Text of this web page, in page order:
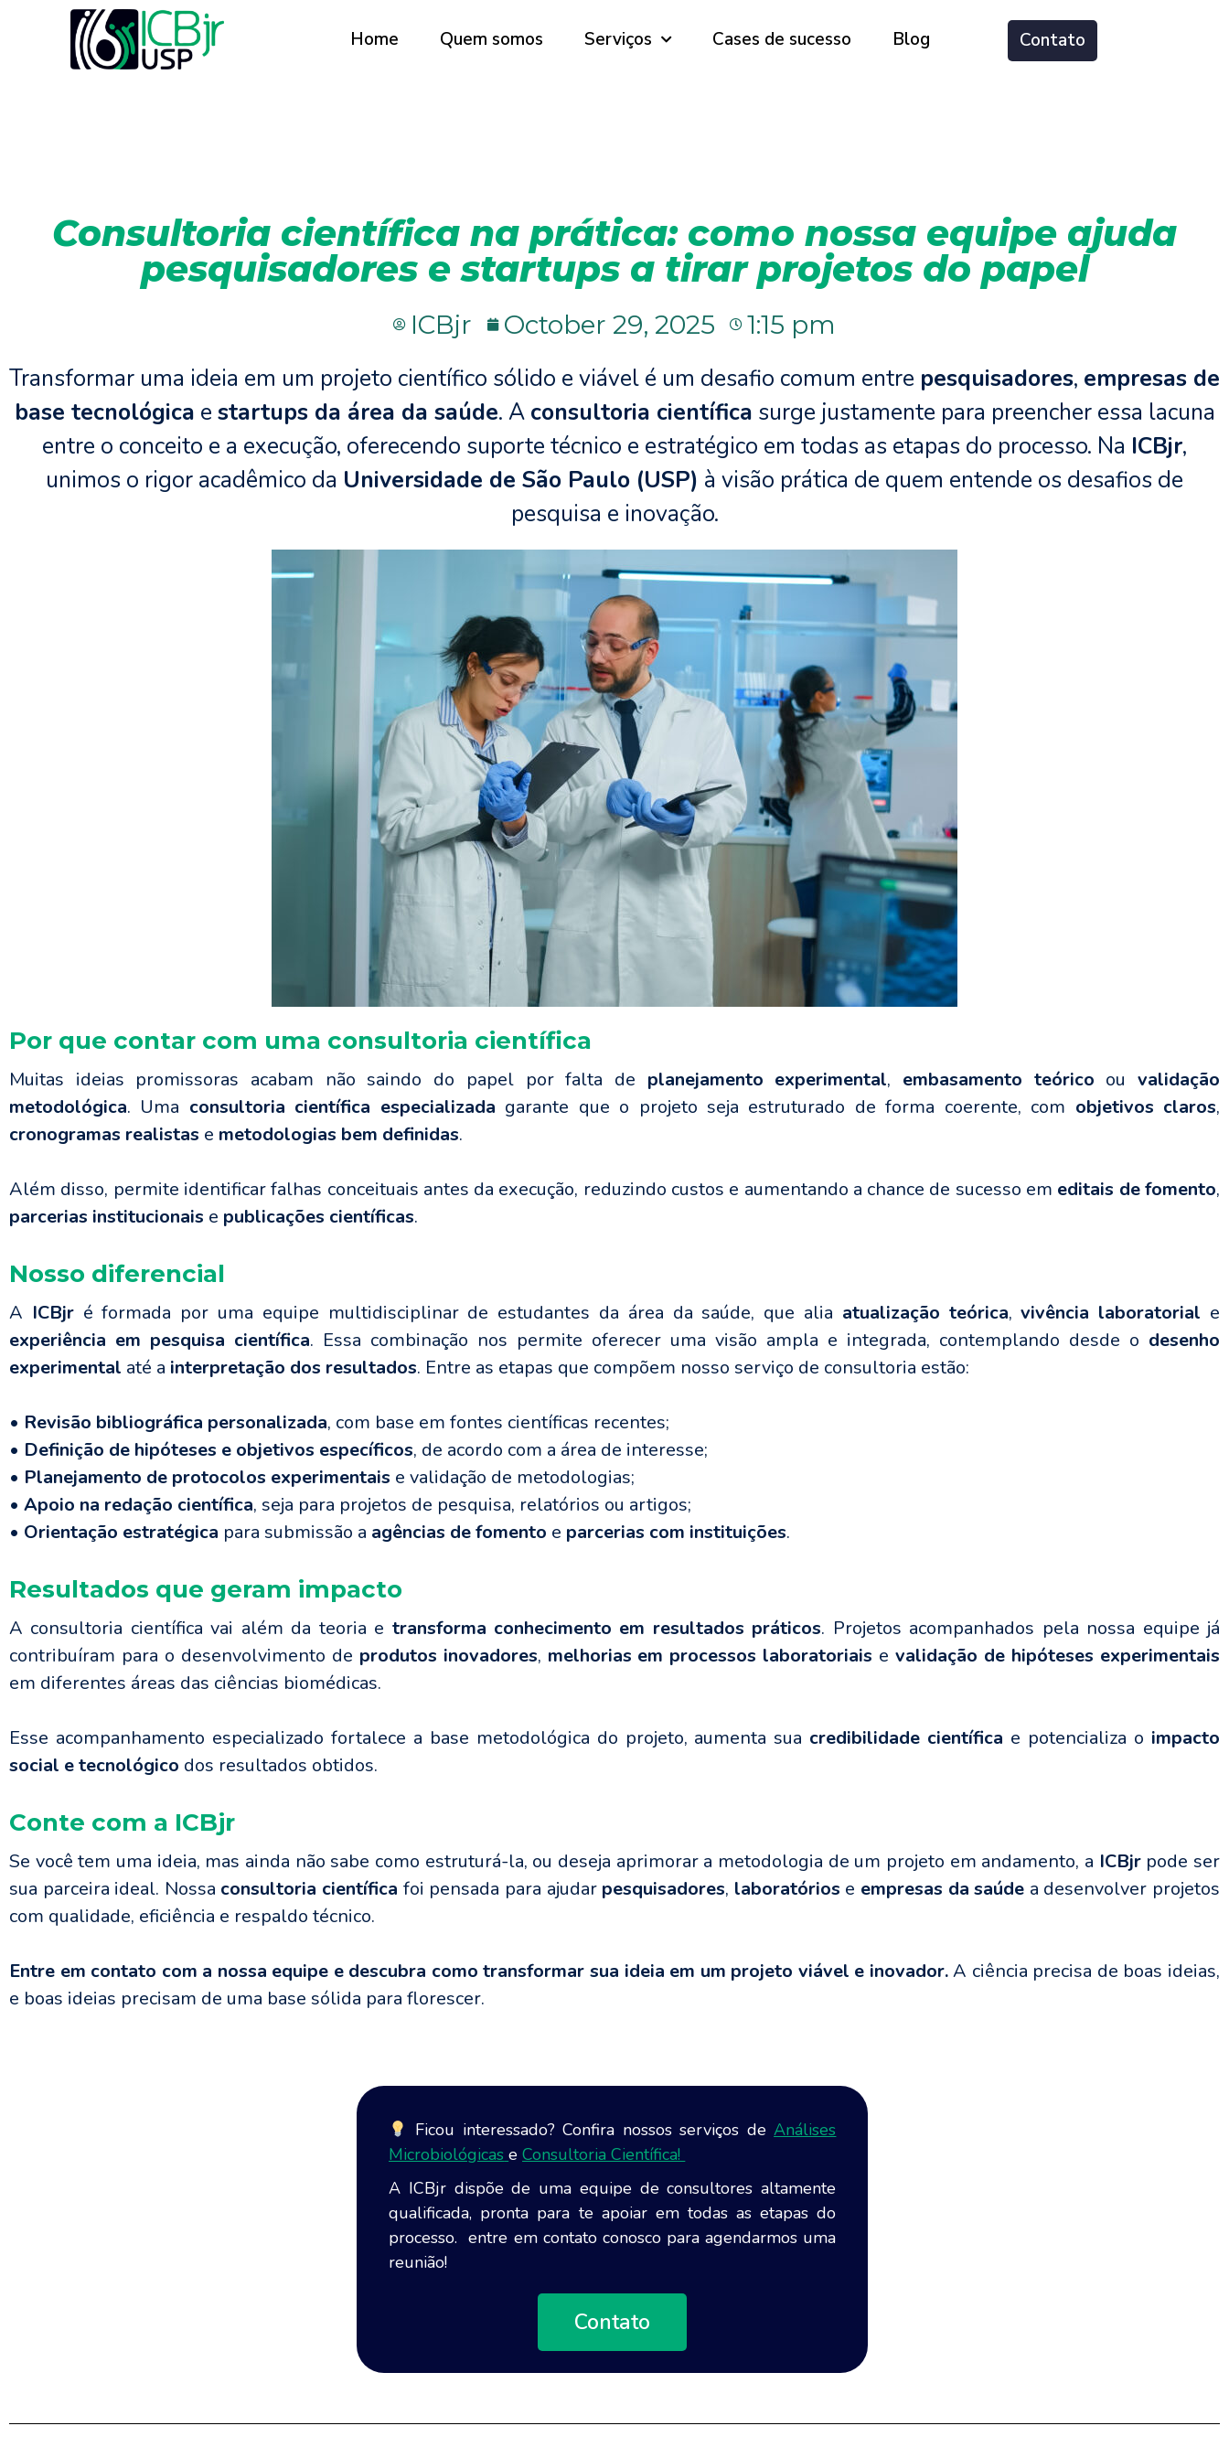
Home Quem somos Serviços Cases de sucesso Blog Contato
Consultoria científica na prática: como nossa equipe ajuda
pesquisadores e startups a tirar projetos do papel
ICBjr October 29, 2025
1:15 pm
Transformar uma ideia em um projeto científico sólido e viável é um desafio comum entre pesquisadores, empresas de
base tecnológica e startups da área da saúde. A consultoria científica surge justamente para preencher essa lacuna
entre o conceito e a execução, oferecendo suporte técnico e estratégico em todas as etapas do processo. Na ICBjr,
unimos o rigor acadêmico da Universidade de São Paulo (USP) à visão prática de quem entende os desafios de
pesquisa e inovação.
Por que contar com uma consultoria científica
Muitas ideias promissoras acabam não saindo do papel por falta de planejamento experimental, embasamento teórico ou validação
metodológica. Uma consultoria científica especializada garante que o projeto seja estruturado de forma coerente, com objetivos claros,
cronogramas realistas e metodologias bem definidas.
Além disso, permite identificar falhas conceituais antes da execução, reduzindo custos e aumentando a chance de sucesso em editais de fomento,
parcerias institucionais e publicações científicas.
Nosso diferencial
A ICBjré formada por uma equipe multidisciplinar de estudantes da área da saúde, que alia atualização teórica,vivência laboratorial e
experiência em pesquisa científica. Essa combinação nos permite oferecer uma visão ampla e integrada, contemplando desde o desenho
experimental até a interpretação dos resultados. Entre as etapas que compõem nosso serviço de consultoria estão:
• Revisão bibliográfica personalizada, com base em fontes científicas recentes;
• Definição de hipóteses e objetivos específicos, de acordo com a área de interesse;
• Planejamento de protocolos experimentais e validação de metodologias;
• Apoio na redação científica, seja para projetos de pesquisa, relatórios ou artigos;
• Orientação estratégica para submissão a agências de fomento e parcerias com instituições.
Resultados que geram impacto
A consultoria científica vai além da teoria e transforma conhecimento em resultados práticos. Projetos acompanhados pela nossa equipe já
contribuíram para o desenvolvimento de produtos inovadores, melhorias em processos laboratoriais evalidação de hipóteses experimentais
em diferentes áreas das ciências biomédicas.
Esse acompanhamento especializado fortalece a base metodológica do projeto, aumenta sua credibilidade científica e potencializa o impacto
social e tecnológico dos resultados obtidos.
Conte com a ICBjr
Se você tem uma ideia, mas ainda não sabe como estruturá-la, ou deseja aprimorar a metodologia de um projeto em andamento, a ICBjrpode ser
sua parceira ideal. Nossa consultoria científica foi pensada para ajudar pesquisadores, laboratórios e empresas da saúde a desenvolver projetos
com qualidade, eficiência e respaldo técnico.
Entre em contato com a nossa equipe e descubra como transformar sua ideia em um projeto viável e inovador.A ciência precisa de boas ideias,
e boas ideias precisam de uma base sólida para florescer.
Ficou interessado? Confira nossos serviços deAnálises
Microbiológicas eConsultoria Científica!
A ICBjr dispõe de uma equipe de consultores altamente
qualificada, pronta para te apoiar em todas as etapas do
processo. entre em contato conosco para agendarmos uma
reunião!
Contato